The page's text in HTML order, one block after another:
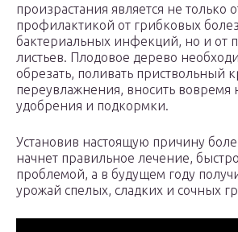
произрастания является не только
профилактикой от грибковых
бактериальных инфекций, но и от
листьев. Плодовое дерево
обрезать, поливать приствольный
переувлажнения, вносить вовремя
удобрения и подкормки.
Установив настоящую причину
начнет правильное лечение,
проблемой, а в будущем году
урожай спелых, сладких и сочных